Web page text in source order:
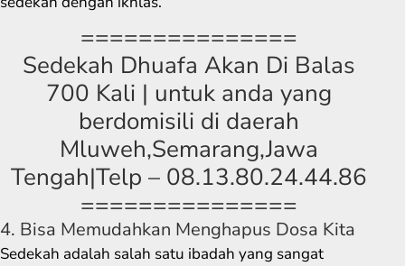
===============
Sedekah Dhuafa Akan Di Balas
700 Kali | untuk anda yang
berdomisili di daerah
Mluweh,Semarang,Jawa
Tengah|Telp – 08.13.80.24.44.86
===============
4. Bisa Memudahkan Menghapus Dosa Kita
Sedekah adalah salah satu ibadah yang sangat